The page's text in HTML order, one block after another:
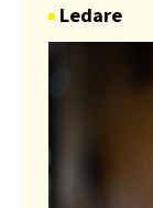
Ledare